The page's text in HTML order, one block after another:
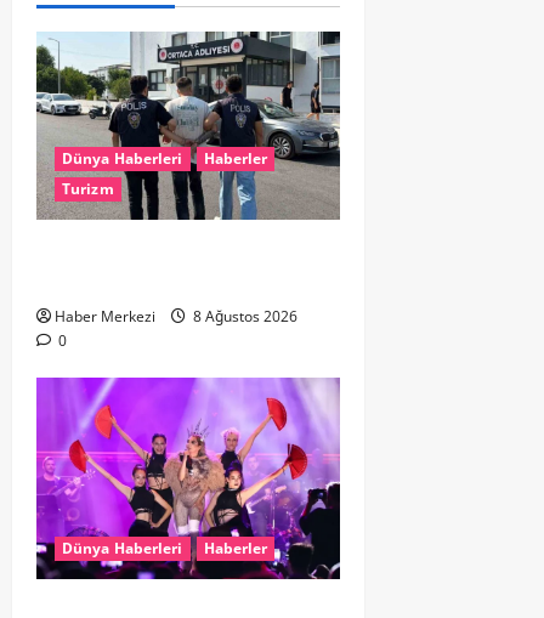
Dünya Haberleri
Haberler
Turizm
Haber Merkezi
8 Ağustos 2026
0
Dünya Haberleri Haberler